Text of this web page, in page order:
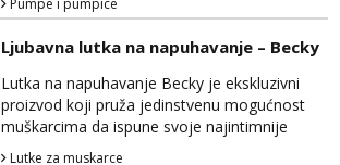
izdržljivost, osnažiti vašu intimnost i pružiti
duboko zadovoljstvo. Izrađen je od
visokokvalitetnih materijala koji su sigurni za
tijelo i omogućuju udobnost tijekom
korištenja. Power Pussy Pump je pažljivo
oblikovan kako bi pružio...
Pumpe i pumpice
Ljubavna lutka na napuhavanje – Becky
Lutka na napuhavanje Becky je ekskluzivni
proizvod koji pruža jedinstvenu mogućnost
muškarcima da ispune svoje najintimnije
fantazije i potrebe za zadovoljstvom. Ova
Lutke za muskarce